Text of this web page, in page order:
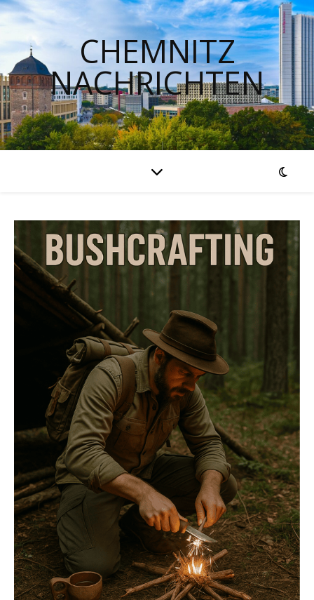
CHEMNITZ
NACHRICHTEN